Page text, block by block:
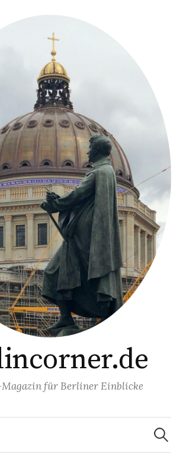
Magazin für Berliner Einblicke
Suchen
nach: